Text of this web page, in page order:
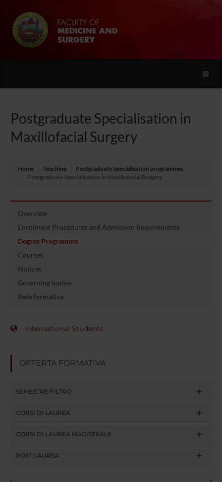
Toggle
Postgraduate Specialisation in
Maxillofacial Surgery
Home Teaching
Postgraduate Specialisation programmes
Postgraduate Specialisation in Maxillofacial Surgery
Overview
Enrolment Procedures and Admission Requirements
Degree Programme
Courses
Notices
Governing bodies
Rete formativa
International Students
OFFERTA FORMATIVA
SEMESTRE FILTRO
CORSI DI LAUREA
CORSI DI LAUREA MAGISTRALE
POST LAUREA